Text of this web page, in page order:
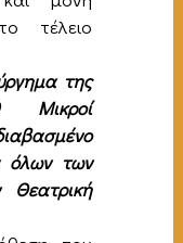
τέλειο
της
Μικροί
όλων των
Θεατρική